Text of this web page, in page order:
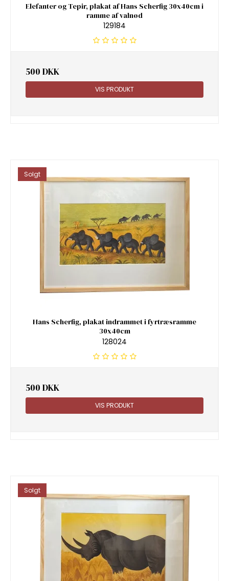
Elefanter og Tepir, plakat af Hans Scherfig 30x40cm i
ramme af valnød
129184
500 DKK
VIS PRODUKT
Solgt
Hans Scherfig, plakat indrammet i fyrtræsramme
30x40cm
128024
500 DKK
VIS PRODUKT
Solgt